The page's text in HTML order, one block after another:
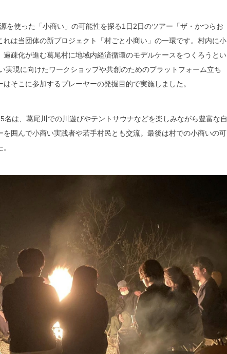
を使った「小商い」の可能性を探る1日2日のツアー「ザ・かつらお
は当団体の新プロジェクト「村ごと小商い」の一環です。村内に小
疎化が進む葛尾村に地域内経済循環のモデルケースをつくろうとい
実現に向けたワークショップや共創のためのプラットフォーム立ち
そこに参加するプレーヤーの発掘目的で実施しました。
名は、葛尾川での川遊びやテントサウナなどを楽しみながら豊富な自
囲んで小商い実践者や若手村民とも交流。最後は村での小商いの可